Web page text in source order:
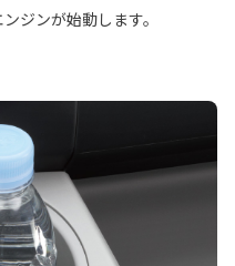
ジンが始動します。